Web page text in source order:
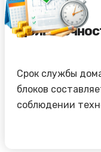
Срок службы
блоков
соблюдении